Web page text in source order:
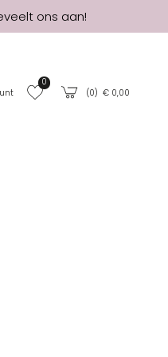
ons aan!
0
(0) € 0,00